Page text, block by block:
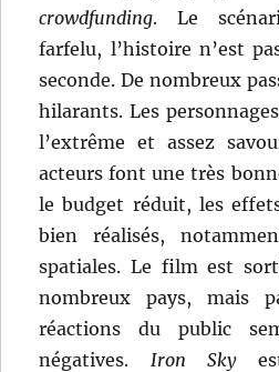
crowdfunding. Le
farfelu, l’histoire n’est
seconde. De nombreux
hilarants. Les
l’extrême et assez
acteurs font une très
le budget réduit, les
bien réalisés,
spatiales. Le film est
nombreux pays, mais
réactions du public
négatives. Iron Skyest